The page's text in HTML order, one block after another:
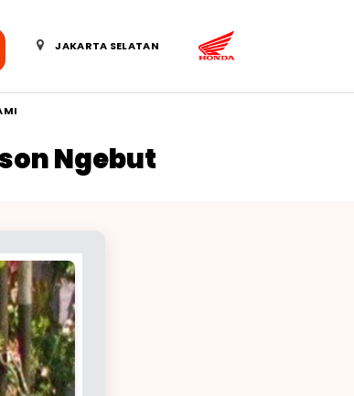
JAKARTA SELATAN
Ngebut